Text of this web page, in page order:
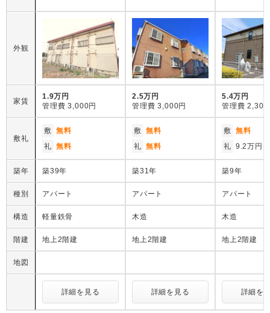
外観
家賃
1.9万円
管理費 3,000円
2.5万円
管理費 3,000円
5.4万円
管理費 2,300
敷礼
敷 無料
礼 無料
敷 無料
礼 無料
敷 無料
礼 9.2万円
築年 築39年 築31年 築9年
種別 アパート アパート アパート
構造 軽量鉄骨 木造 木造
階建 地上2階建 地上2階建 地上2階建
地図
詳細を見る 詳細を見る 詳細を